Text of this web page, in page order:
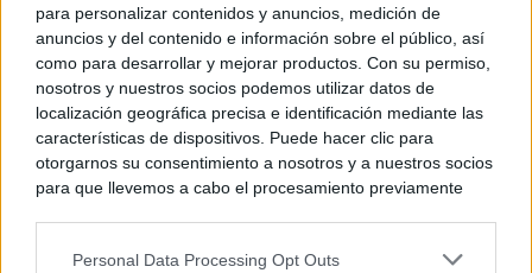
para personalizar contenidos y anuncios, medición de
anuncios y del contenido e información sobre el público, así
como para desarrollar y mejorar productos. Con su permiso,
nosotros y nuestros socios podemos utilizar datos de
localización geográfica precisa e identificación mediante las
características de dispositivos. Puede hacer clic para
otorgarnos su consentimiento a nosotros y a nuestros socios
para que llevemos a cabo el procesamiento previamente
negar su consentimiento. Tenga en cuenta que algún
Personal Data Processing Opt Outs
© Kiosko.net Aviso Legal Privacidad y Cookies